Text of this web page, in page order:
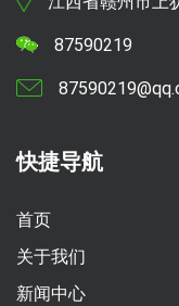
87590219
快捷导航
首页
关于我们
新闻中心